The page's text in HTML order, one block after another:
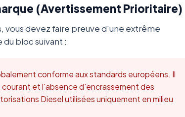
(Avertissement Prioritaire)
vous devez faire preuve d'une extrême
bloc suivant :
conforme aux standards européens. Il
et l'absence d'encrassement des
Diesel utilisées uniquement en milieu